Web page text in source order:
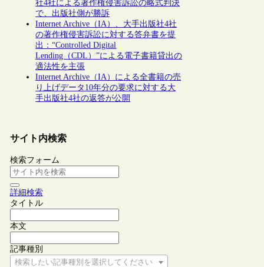
社4社による著作権侵害訴訟の略式判決
で、出版社側が勝訴
Internet Archive（IA）、大手出版社4社
の著作権侵害訴訟に対する答弁書を提
出：“Controlled Digital
Lending（CDL）”による電子書籍貸出の
適法性を主張
Internet Archive（IA）による全書籍の売
り上げデータ10年分の要求に対する大
手出版社4社の返答が公開
サイト内検索
検索フォーム
詳細検索
タイトル
本文
記事種別
検索したい記事種別を選択してください